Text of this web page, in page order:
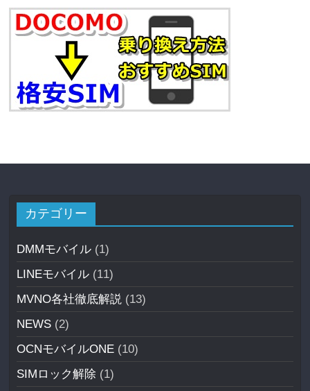
カテゴリー
DMMモバイル (1)
LINEモバイル (11)
MVNO各社徹底解説 (13)
NEWS (2)
OCNモバイルONE (10)
SIMロック解除 (1)